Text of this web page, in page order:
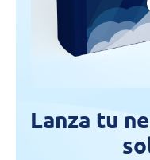
Lanza tu